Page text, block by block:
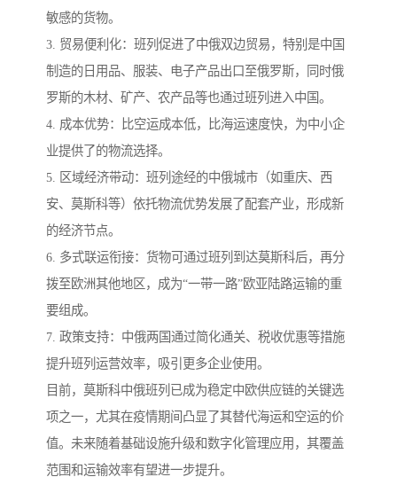
敏感的货物。
3. 贸易便利化：班列促进了中俄双边贸易，特别是中国
制造的日用品、服装、电子产品出口至俄罗斯，同时俄
罗斯的木材、矿产、农产品等也通过班列进入中国。
4. 成本优势：比空运成本低，比海运速度快，为中小企
业提供了的物流选择。
5. 区域经济带动：班列途经的中俄城市（如重庆、西
安、莫斯科等）依托物流优势发展了配套产业，形成新
的经济节点。
6. 多式联运衔接：货物可通过班列到达莫斯科后，再分
拨至欧洲其他地区，成为“一带一路”欧亚陆路运输的重
要组成。
7. 政策支持：中俄两国通过简化通关、税收优惠等措施
提升班列运营效率，吸引更多企业使用。
目前，莫斯科中俄班列已成为稳定中欧供应链的关键选
项之一，尤其在疫情期间凸显了其替代海运和空运的价
值。未来随着基础设施升级和数字化管理应用，其覆盖
范围和运输效率有望进一步提升。